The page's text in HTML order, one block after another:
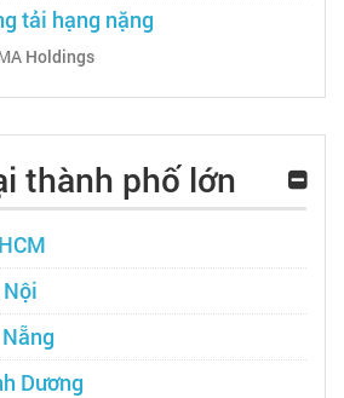
tải hạng nặng
Holdings
thành phố lớn
Dương